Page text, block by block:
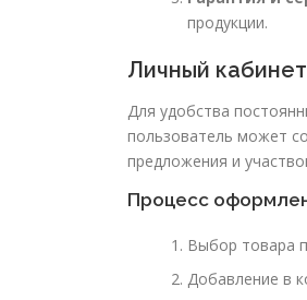
продукции.
Личный
Для удобства
пользователь может
предложения и
Процесс
Выбор товара
Добавление в